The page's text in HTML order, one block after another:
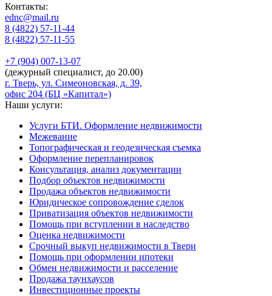
Контакты:
ednc@mail.ru
8 (4822) 57-11-44
8 (4822) 57-11-55
+7 (904) 007-13-07
(дежурный специалист, до 20.00)
г. Тверь, ул. Симеоновская, д. 39,
офис 204 (БЦ «Капитал»)
Наши услуги:
Услуги БТИ. Оформление недвижимости
Межевание
Топографическая и геодезическая съемка
Оформление перепланировок
Консультация, анализ документации
Подбор объектов недвижимости
Продажа объектов недвижимости
Юридическое сопровождение сделок
Приватизация объектов недвижимости
Помощь при вступлении в наследство
Оценка недвижимости
Срочный выкуп недвижимости в Твери
Помощь при оформлении ипотеки
Обмен недвижимости и расселение
Продажа таунхаусов
Инвестиционные проекты